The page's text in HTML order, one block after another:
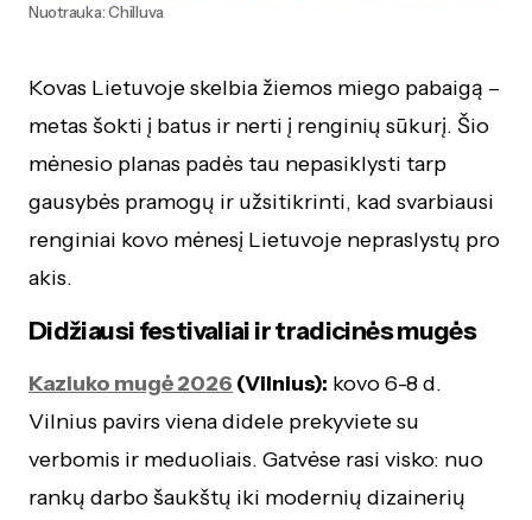
Nuotrauka: Chilluva
Kovas Lietuvoje skelbia žiemos miego pabaigą –
metas šokti į batus ir nerti į renginių sūkurį. Šio
mėnesio planas padės tau nepasiklysti tarp
gausybės pramogų ir užsitikrinti, kad svarbiausi
renginiai kovo mėnesį Lietuvoje nepraslystų pro
akis.
Didžiausi festivaliai ir tradicinės mugės
Kaziuko mugė 2026 (Vilnius): kovo 6-8 d.
Vilnius pavirs viena didele prekyviete su
verbomis ir meduoliais. Gatvėse rasi visko: nuo
rankų darbo šaukštų iki modernių dizainerių